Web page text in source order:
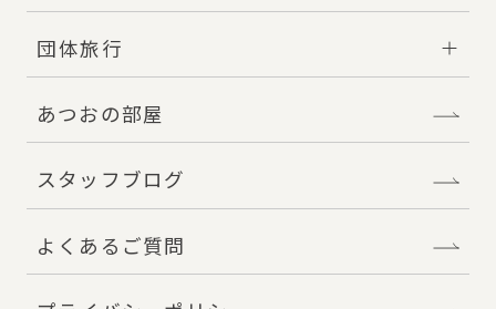
団体旅行
あつおの部屋
スタッフブログ
よくあるご質問